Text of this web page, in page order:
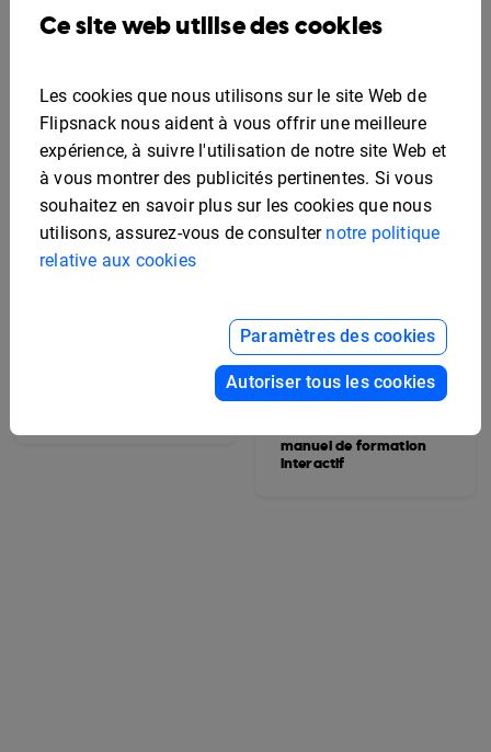
modifiable
manuel de formation
interactif
Ce site web utilise des cookies
Les cookies que nous utilisons sur le site Web de
Flipsnack nous aident à vous offrir une meilleure
expérience, à suivre l'utilisation de notre site Web et
à vous montrer des publicités pertinentes. Si vous
souhaitez en savoir plus sur les cookies que nous
utilisons, assurez-vous de consulter notre politique
relative aux cookies
Paramètres des cookies
Autoriser tous les cookies